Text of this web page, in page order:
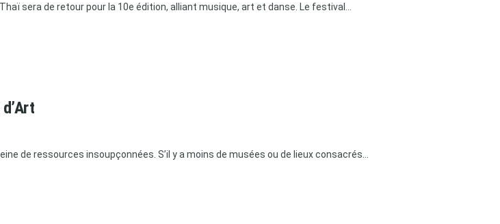
sera de retour pour la 10e édition, alliant musique, art et danse. Le festival...
de ressources insoupçonnées. S’il y a moins de musées ou de lieux consacrés...